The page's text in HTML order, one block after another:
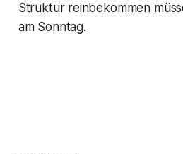
Struktur reinbekommen
am Sonntag.